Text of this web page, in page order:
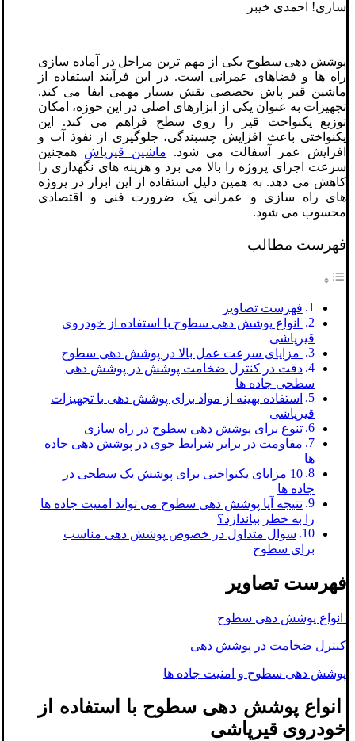
سازی! احمدی خیبر
پوشش دهی سطوح یکی از مهم ترین مراحل در آماده سازی
راه ها و فضاهای عمرانی است. در این فرآیند استفاده از
ماشین قیر پاش تخصصی نقش بسیار مهمی ایفا می کند.
تجهیزات به عنوان یکی از ابزارهای اصلی در این حوزه، امکان
توزیع یکنواخت قیر را روی سطح فراهم می کند. این
یکنواختی باعث افزایش چسبندگی، جلوگیری از نفوذ آب و
افزایش عمر آسفالت می شود. ماشین قیرپاش همچنین
سرعت اجرای پروژه را بالا می برد و هزینه های نگهداری را
کاهش می دهد. به همین دلیل استفاده از این ابزار در پروژه
های راه سازی و عمرانی یک ضرورت فنی و اقتصادی
محسوب می شود.
فهرست مطالب
فهرست تصاویر
انواع پوشش دهی سطوح با استفاده از خودروی
قیرپاشی
مزایای سرعت عمل بالا در پوشش دهی سطوح
دقت در کنترل ضخامت پوشش در پوشش دهی
سطحی جاده ها
استفاده بهینه از مواد برای پوشش دهی با تجهیزات
قیرپاشی
تنوع برای پوشش دهی سطوح در راه سازی
مقاومت در برابر شرایط جوی در پوشش دهی جاده
ها
10 مزایای یکنواختی برای پوشش یک سطحی در
جاده ها
نتیجه آیا پوشش دهی سطوح می تواند امنیت جاده ها
را به خطر بیاندازد؟
سوال متداول در خصوص پوشش دهی مناسب
برای سطوح
فهرست تصاویر
انواع پوشش دهی سطوح
کنترل ضخامت در پوشش دهی
پوشش دهی سطوح و امنیت جاده ها
انواع پوشش دهی سطوح با استفاده از
خودروی قیرپاشی